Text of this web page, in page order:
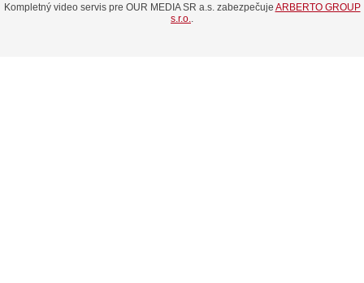
Kompletný video servis pre OUR MEDIA SR a.s. zabezpečuje ARBERTO GROUP
s.r.o.